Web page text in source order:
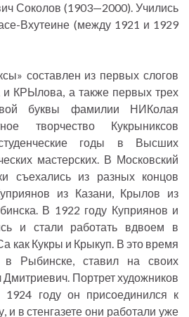
Соколов (1903—2000). Учились
Вхутеине (между 1921 и 1929
составлен из первых слогов
КРЫлова, а также первых трех
буквы фамилии НИКолая
творчество Кукрыниксов
годы в Высших
мастерских. В Московский
съехались из разных концов
из Казани, Крылов из
В 1922 году Куприянов и
и стали работать вдвоем в
как Кукры и Крыкуп. В это время
Рыбинске, ставил на своих
Портрет художников
1924 году он присоединился к
и в стенгазете они работали уже